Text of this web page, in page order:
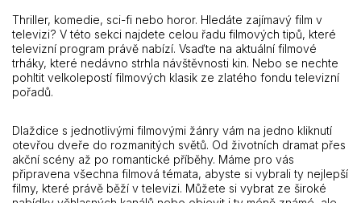
Thriller, komedie, sci-fi nebo horor. Hledáte zajímavý film v
televizi? V této sekci najdete celou řadu filmových tipů, které
televizní program právě nabízí. Vsaďte na aktuální filmové
trháky, které nedávno strhla návštěvnosti kin. Nebo se nechte
pohltit velkolepostí filmových klasik ze zlatého fondu televizní
pořadů.
Dlaždice s jednotlivými filmovými žánry vám na jedno kliknutí
otevřou dveře do rozmanitých světů. Od životních dramat přes
akční scény až po romantické příběhy. Máme pro vás
připravena všechna filmová témata, abyste si vybrali ty nejlepší
filmy, které právě běží v televizi. Můžete si vybrat ze široké